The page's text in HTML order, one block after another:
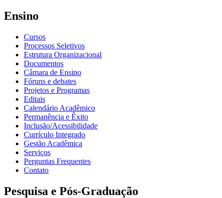
Ensino
Cursos
Processos Seletivos
Estrutura Organizacional
Documentos
Câmara de Ensino
Fóruns e debates
Projetos e Programas
Editais
Calendário Acadêmico
Permanência e Êxito
Inclusão/Acessibilidade
Currículo Integrado
Gestão Acadêmica
Serviços
Perguntas Frequentes
Contato
Pesquisa e Pós-Graduação